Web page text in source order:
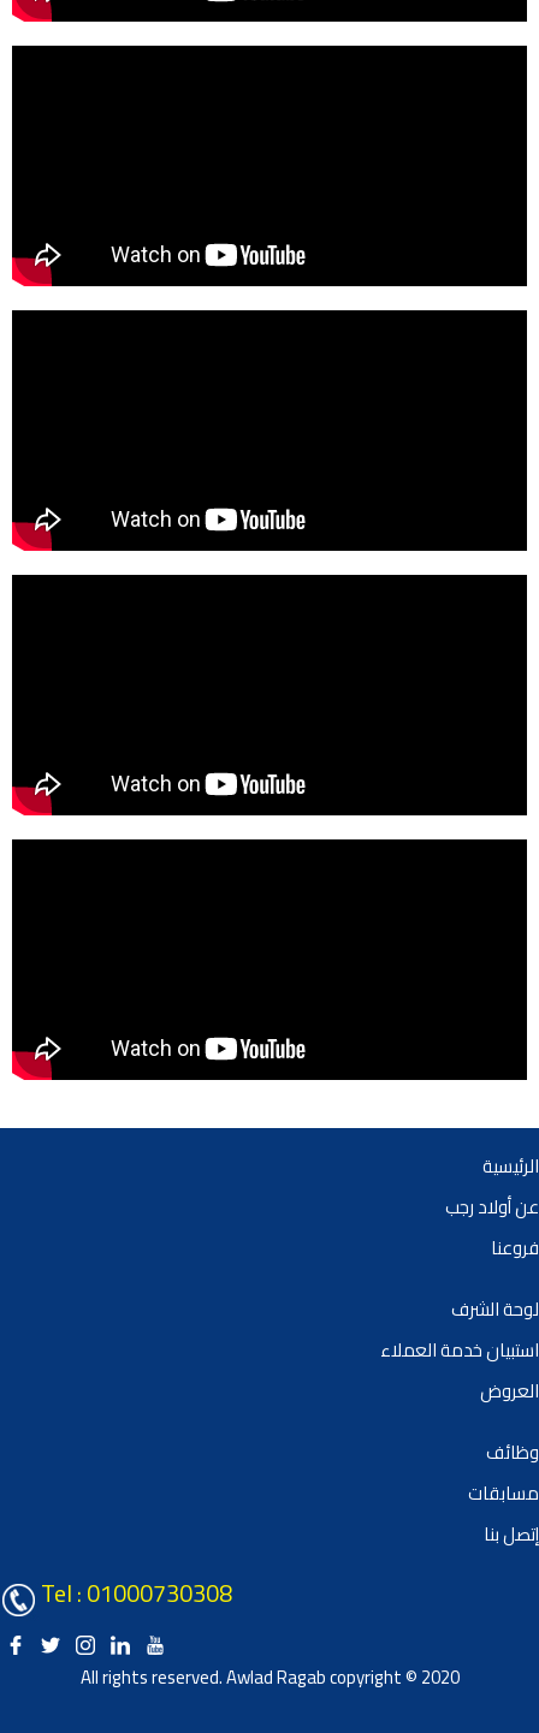
الرئيسية
عن أولاد رجب
فروعنا
لوحة الشرف
استبيان خدمة العملاء
العروض
وظائف
مسابقات
إتصل بنا
Tel : 01000730308
All rights reserved. Awlad Ragab copyright © 2020